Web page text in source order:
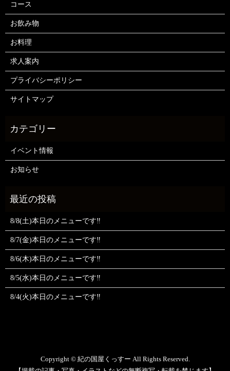
コース
お飲み物
お料理
求人案内
プライバシーポリシー
サイトマップ
イベント情報
お知らせ
8/8(土)本日のメニューです‼️
8/7(金)本日のメニューです‼️
8/6(木)本日のメニューです‼️
8/5(水)本日のメニューです‼️
8/4(火)本日のメニューです‼️
Copyright © 紀の国屋くっすー All Rights Reserved.